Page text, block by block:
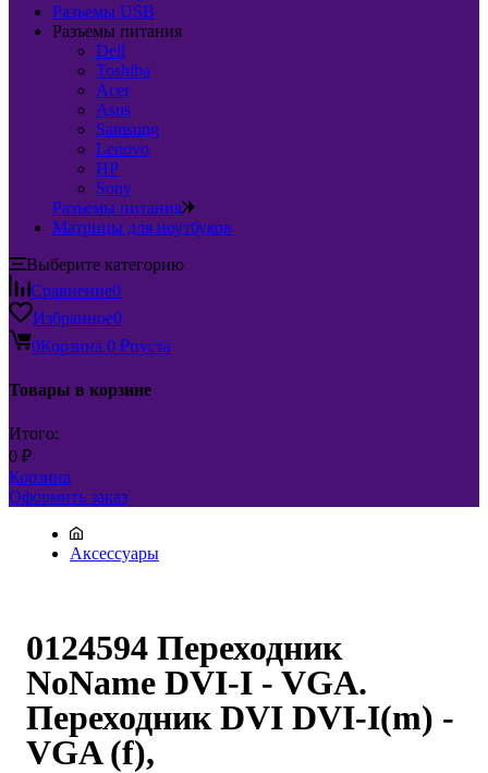
Разъемы USB
Разъемы питания
Dell
Toshiba
Acer
Asus
Samsung
Lenovo
HP
Sony
Разъемы питания
Матрицы для ноутбуков
Выберите категорию
Сравнение0
Избранное0
0Корзина 0 ₽пуста
Товары в корзине
Итого:
0 ₽
Корзина
Оформить заказ
Аксессуары
0124594 Переходник
NoName DVI-I - VGA.
Переходник DVI DVI-I(m) -
VGA (f),